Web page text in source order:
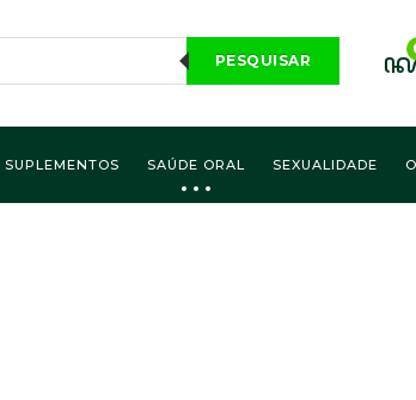
PESQUISAR
SUPLEMENTOS SAÚDE ORAL SEXUALIDADE